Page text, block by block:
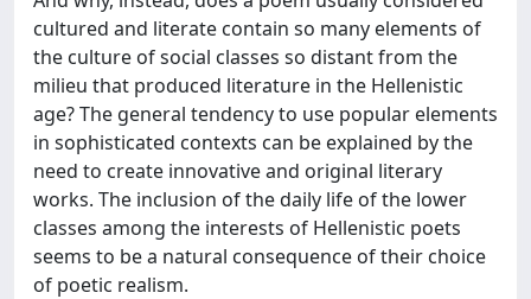
cultured and literate contain so many elements of
the culture of social classes so distant from the
milieu that produced literature in the Hellenistic
age? The general tendency to use popular elements
in sophisticated contexts can be explained by the
need to create innovative and original literary
works. The inclusion of the daily life of the lower
classes among the interests of Hellenistic poets
seems to be a natural consequence of their choice
of poetic realism.